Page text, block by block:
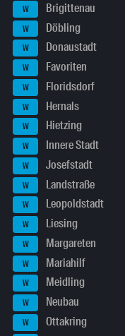
W Brigittenau
W Döbling
W Donaustadt
W Favoriten
W Floridsdorf
W Hernals
W Hietzing
W Innere Stadt
W Josefstadt
W Landstraße
W Leopoldstadt
W Liesing
W Margareten
W Mariahilf
W Meidling
W Neubau
W
Ottakring